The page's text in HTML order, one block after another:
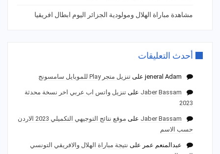
مشاهدة مباراة الهلال ومولودية الجزائر اليوم ابطال افريقيا
أحدث التعليقات
jeneral Adam على تنزيل متجر Play للموبايل سامسونج
Jaber Bassam على تنزيل واتس اب عربي اخر نسخة محدثة
2023
Jaber Bassam على
موقع نتائج التوجيهي التكميلي 2023 الاردن
حسب الاسم
عبدالمنعم عمر على نتيجة مباراة الهلال والافريقي التونسي